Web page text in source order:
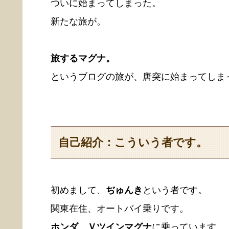
ついに始まってしまった。
新たな旅が。
旅するマグナ。
というブログの旅が、唐突に始まってしま
自己紹介：こういう者です。
初めまして、 ぢゅんき という者です。
関東在住、オートバイ乗りです。